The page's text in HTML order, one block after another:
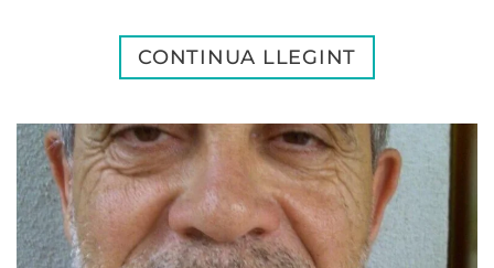
CONTINUA LLEGINT